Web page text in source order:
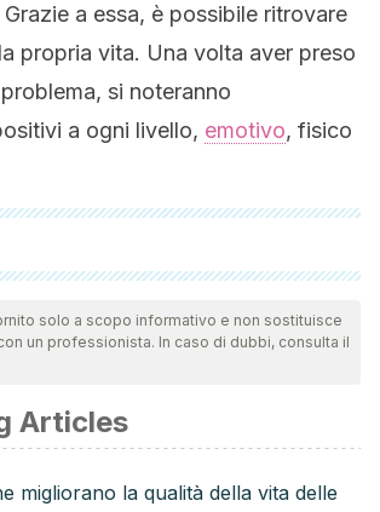
Grazie a essa, è possibile ritrovare
propria vita. Una volta aver preso
si noteranno
a ogni livello, emotivo, fisico
sono state esaminate a fondo dal nostro
la qualità, l'affidabilità, l'attualità e la
di questo articolo è stata considerata
Association. APA Dictionary of
Washington, DC: APA. Disponible
learned-helplessness
solo a scopo informativo e non sostituisce
un professionista. In caso di dubbi, consulta il
Articles